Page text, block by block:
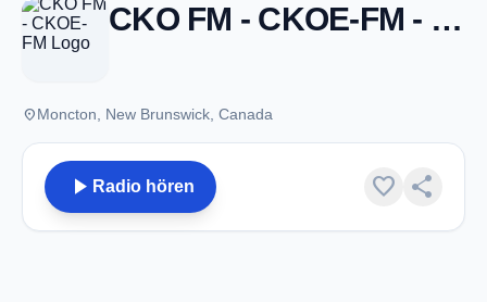
CKO FM - CKOE-FM - FM 107.3 - Moncton, NB
placeMoncton, New Brunswick, Canada
play_arrow Radio hören favorite share